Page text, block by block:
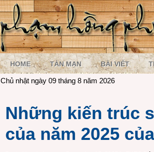
HOME TẢN MẠN BÀI VIẾT
Chủ nhật ngày 09 tháng 8 năm 2026
Những kiến trúc
của năm 2025